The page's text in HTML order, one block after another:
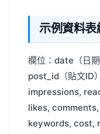
示例資料表
欄位：date（日
post_id（貼文ID
impressions,
likes,
keywords, cost,